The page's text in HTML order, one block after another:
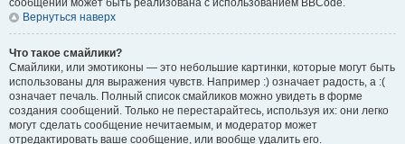
сообщений может быть реализована с использованием BBCode.
Вернуться наверх
Что такое смайлики?
Смайлики, или эмотиконы — это небольшие картинки, которые могут быть
использованы для выражения чувств. Например :) означает радость, а :(
означает печаль. Полный список смайликов можно увидеть в форме
создания сообщений. Только не перестарайтесь, используя их: они легко
могут сделать сообщение нечитаемым, и модератор может
отредактировать ваше сообщение, или вообще удалить его.